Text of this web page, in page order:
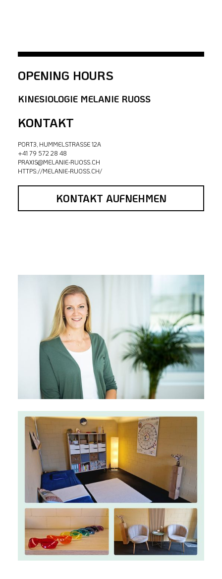
OPENING HOURS
KINESIOLOGIE MELANIE RUOSS
KONTAKT
PORT3, HUMMELSTRASSE 12A
+41 79 572 28 48
PRAXIS@MELANIE-RUOSS.CH
HTTPS://MELANIE-RUOSS.CH/
KONTAKT AUFNEHMEN